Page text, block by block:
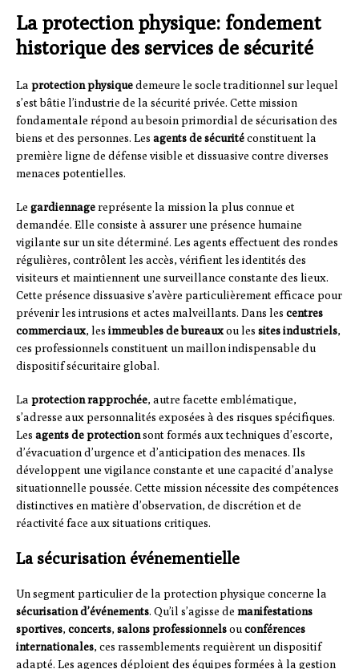
La protection physique: fondement
historique des services de sécurité
La protection physiquedemeure le socle traditionnel sur lequel
s’est bâtie l’industrie de la sécurité privée. Cette mission
fondamentale répond au besoin primordial de sécurisation des
biens et des personnes. Les agents de sécuritéconstituent la
première ligne de défense visible et dissuasive contre diverses
menaces potentielles.
Le gardiennagereprésente la mission la plus connue et
demandée. Elle consiste à assurer une présence humaine
vigilante sur un site déterminé. Les agents effectuent des rondes
régulières, contrôlent les accès, vérifient les identités des
visiteurs et maintiennent une surveillance constante des lieux.
Cette présence dissuasive s’avère particulièrement efficace pour
prévenir les intrusions et actes malveillants. Dans les centres
commerciaux, les immeubles de bureauxou les sites industriels,
ces professionnels constituent un maillon indispensable du
dispositif sécuritaire global.
La protection rapprochée, autre facette emblématique,
s’adresse aux personnalités exposées à des risques spécifiques.
Les agents de protectionsont formés aux techniques d’escorte,
d’évacuation d’urgence et d’anticipation des menaces. Ils
développent une vigilance constante et une capacité d’analyse
situationnelle poussée. Cette mission nécessite des compétences
distinctives en matière d’observation, de discrétion et de
réactivité face aux situations critiques.
La sécurisation événementielle
Un segment particulier de la protection physique concerne la
sécurisation d’événements. Qu’il s’agisse de manifestations
sportives, concerts, salons professionnelsouconférences
internationales, ces rassemblements requièrent un dispositif
adapté. Les agences déploient des équipes formées à la gestion